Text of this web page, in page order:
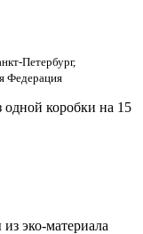
Петербург,
Федерация
одной коробки на 15
эко-материала